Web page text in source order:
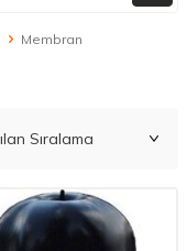
Membran